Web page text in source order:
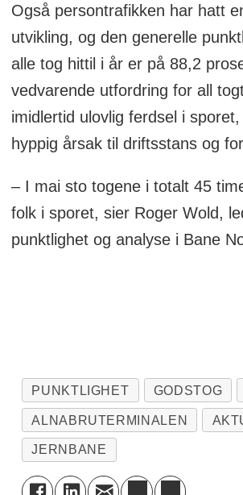
Også persontrafikken har hatt
utvikling, og den generelle
alle tog hittil i år er på 88,2
vedvarende utfordring for all
imidlertid ulovlig ferdsel i
hyppig årsak til driftsstans og
– I mai sto togene i totalt 45
folk i sporet, sier Roger Wold,
punktlighet og analyse i Bane
PUNKTLIGHET GODSTOG
ALNABRUTERMINALEN
JERNBANE